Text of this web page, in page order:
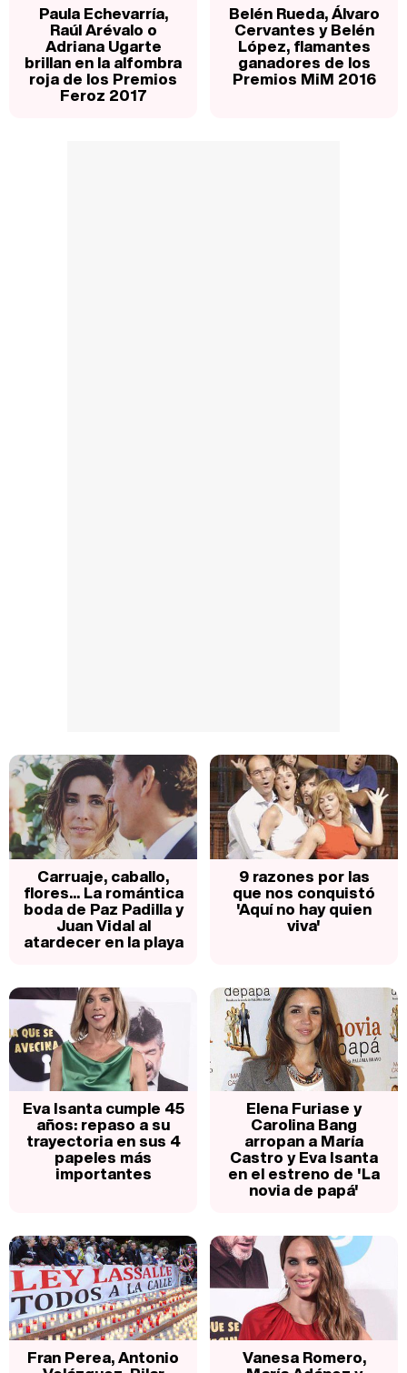
Paula Echevarría,
Raúl Arévalo o
Adriana Ugarte
brillan en la alfombra
roja de los Premios
Feroz 2017
Belén Rueda, Álvaro
Cervantes y Belén
López, flamantes
ganadores de los
Premios MiM 2016
Carruaje, caballo,
flores... La romántica
boda de Paz Padilla y
Juan Vidal al
atardecer en la playa
9 razones por las
que nos conquistó
'Aquí no hay quien
viva'
Eva Isanta cumple 45
años: repaso a su
trayectoria en sus 4
papeles más
importantes
Elena Furiase y
Carolina Bang
arropan a María
Castro y Eva Isanta
en el estreno de 'La
novia de papá'
Fran Perea, Antonio Vanesa Romero,